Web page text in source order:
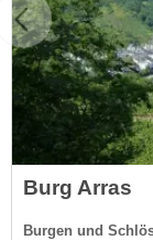
Burg Arras
Burgen und